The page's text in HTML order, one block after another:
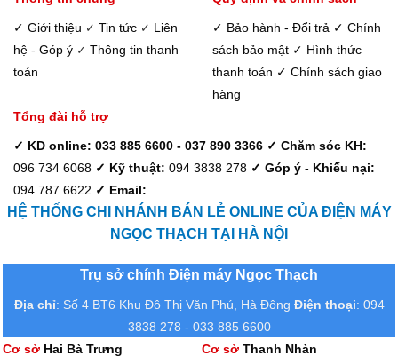
✓ Giới thiệu ✓ Tin tức ✓ Liên
hệ - Góp ý ✓ Thông tin thanh
toán
✓ Bảo hành - Đổi trả ✓ Chính
sách bảo mật ✓ Hình thức
thanh toán ✓ Chính sách giao
hàng
Tổng đài hỗ trợ
✓ KD online: 033 885 6600 - 037 890 3366 ✓ Chăm sóc KH:
096 734 6068 ✓ Kỹ thuật: 094 3838 278 ✓ Góp ý - Khiếu nại:
094 787 6622 ✓ Email:
HỆ THỐNG CHI NHÁNH BÁN LẺ ONLINE CỦA ĐIỆN MÁY
NGỌC THẠCH TẠI HÀ NỘI
Trụ sở chính Điện máy Ngọc Thạch
Địa chỉ: Số 4 BT6 Khu Đô Thị Văn Phú, Hà Đông Điện thoại: 094
3838 278 - 033 885 6600
Cơ sởHai Bà Trưng Cơ sởThanh Nhàn